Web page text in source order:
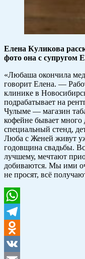
Елена Куликова
фото она с супругом
«Любаша окончила
говорит Елена. —
клинике в
подрабатывает на
Чулыме — магазин
кофейне бывает много
специальный стенд,
Люба с Женей живут
годовщина свадьбы.
лучшему, мечтают
добиваются. Мы ими
не просят, всё
WhatsApp
Telegram
Odnoklassniki